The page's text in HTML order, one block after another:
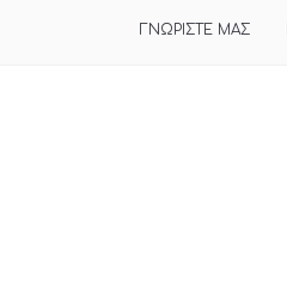
ΓΝΩΡΙΣΤΕ ΜΑΣ